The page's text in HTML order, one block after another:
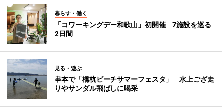
暮らす・働く
「コワーキングデー和歌山」初開催 7施設を巡る
2日間
見る・遊ぶ
串本で「橋杭ビーチサマーフェスタ」 水上ござ走
りやサンダル飛ばしに喝采